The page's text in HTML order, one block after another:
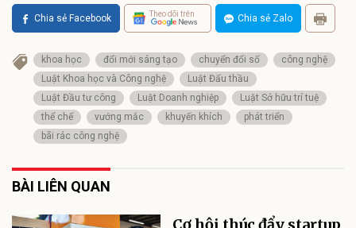
Chia sẻ Facebook Theo dõi trên Chia sẻ Zalo
khoa học đổi mới sáng tạo chuyển đổi số
công nghệ
Luật Khoa học và Công nghệ
Luật Đấu thầu
Luật Đầu tư công
Luật Doanh nghiệp
Luật Sở hữu trí tuệ
thể chế
vướng mắc khuyến khích
phát triển
bãi rác công nghệ
BÀI LIÊN QUAN